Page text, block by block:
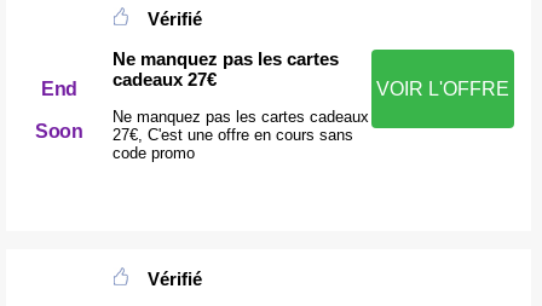
End
Soon
Vérifié
Ne manquez pas les cartes
cadeaux 27€
Ne manquez pas les cartes cadeaux
27€, C'est une offre en cours sans
code promo
VOIR L'OFFRE
Vérifié